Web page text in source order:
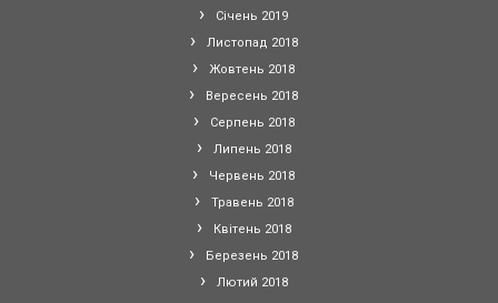
Січень 2019
Листопад 2018
Жовтень 2018
Вересень 2018
Серпень 2018
Липень 2018
Червень 2018
Травень 2018
Квітень 2018
Березень 2018
Лютий 2018